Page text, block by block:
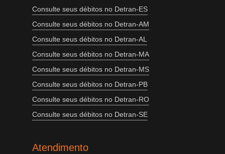
Consulte seus débitos no Detran-ES
Consulte seus débitos no Detran-AM
Consulte seus débitos no Detran-AL
Consulte seus débitos no Detran-MA
Consulte seus débitos no Detran-MS
Consulte seus débitos no Detran-PB
Consulte seus débitos no Detran-RO
Consulte seus débitos no Detran-SE
Atendimento